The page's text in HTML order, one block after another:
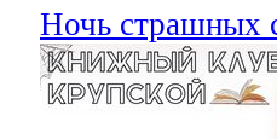
Ночь страшных